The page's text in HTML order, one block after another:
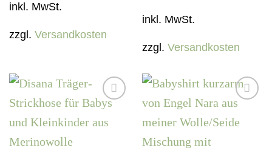
inkl. MwSt.
zzgl. Versandkosten
inkl. MwSt.
zzgl. Versandkosten
Wunschliste
Wunschliste